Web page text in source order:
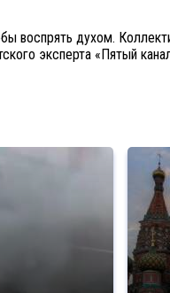
воспрять духом.
эксперта «Пятый